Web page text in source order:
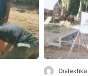
Dialektika